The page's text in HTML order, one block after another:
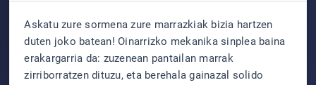
Askatu zure sormena zure marrazkiak bizia hartzen
duten joko batean! Oinarrizko mekanika sinplea baina
erakargarria da: zuzenean pantailan marrak
zirriborratzen dituzu, eta berehala gainazal solido